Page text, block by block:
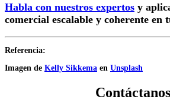
Habla con nuestros expertos y
comercial escalable y coherente en
Referencia:
Imagen de Kelly Sikkema en Unsplash
Contáctanos